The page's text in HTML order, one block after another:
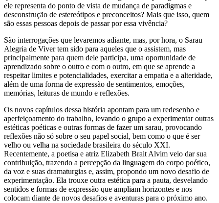
ele representa do ponto de vista de mudança de paradigmas e
desconstrução de estereótipos e preconceitos? Mais que isso, quem
são essas pessoas depois de passar por essa vivência?
São interrogações que levaremos adiante, mas, por hora, o Sarau
Alegria de Viver tem sido para aqueles que o assistem, mas
principalmente para quem dele participa, uma oportunidade de
aprendizado sobre o outro e com o outro, em que se aprende a
respeitar limites e potencialidades, exercitar a empatia e a alteridade,
além de uma forma de expressão de sentimentos, emoções,
memórias, leituras de mundo e reflexões.
Os novos capítulos dessa história apontam para um redesenho e
aperfeiçoamento do trabalho, levando o grupo a experimentar outras
estéticas poéticas e outras formas de fazer um sarau, provocando
reflexões não só sobre o seu papel social, bem como o que é ser
velho ou velha na sociedade brasileira do século XXI.
Recentemente, a poetisa e atriz Elizabeth Brait Alvim veio dar sua
contribuição, trazendo a percepção da linguagem do corpo poético,
da voz e suas dramaturgias e, assim, propondo um novo desafio de
experimentação. Ela trouxe outra estética para a pauta, desvelando
sentidos e formas de expressão que ampliam horizontes e nos
colocam diante de novos desafios e aventuras para o próximo ano.